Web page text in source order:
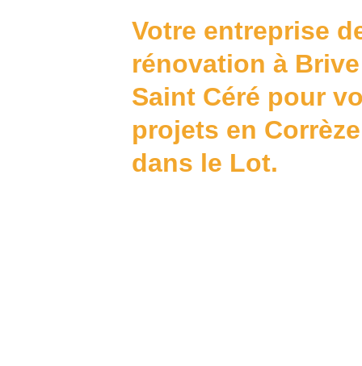
Votre entreprise
rénovation à
Saint Céré pour
projets en
dans le Lot.